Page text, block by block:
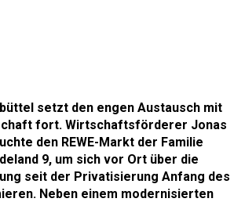
setzt den engen Austausch mit
fort. Wirtschaftsförderer Jonas
den REWE-Markt der Familie
9, um sich vor Ort über die
seit der Privatisierung Anfang des
Neben einem modernisierten